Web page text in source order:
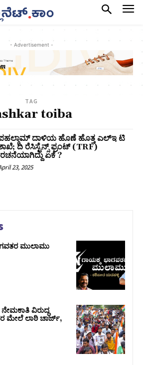
- Advertisement -
TAG
toiba
ದಾಳಿಯ ಹೊಣೆ ಹೊತ್ತ ಎಲ್‌ಇ ಟಿ
ದಿ ರೆಸಿಸ್ಟೆನ್ಸ್ ಫ್ರಂಟ್ (TRF)
ರಚನೆಯಾಗಿದ್ದು ಏಕೆ ?
23, 2025
ಮುಲಾಮು
ವಿರುದ್ಧ
ಮೇಲೆ ಲಾಠಿ ಚಾರ್ಜ್‌,